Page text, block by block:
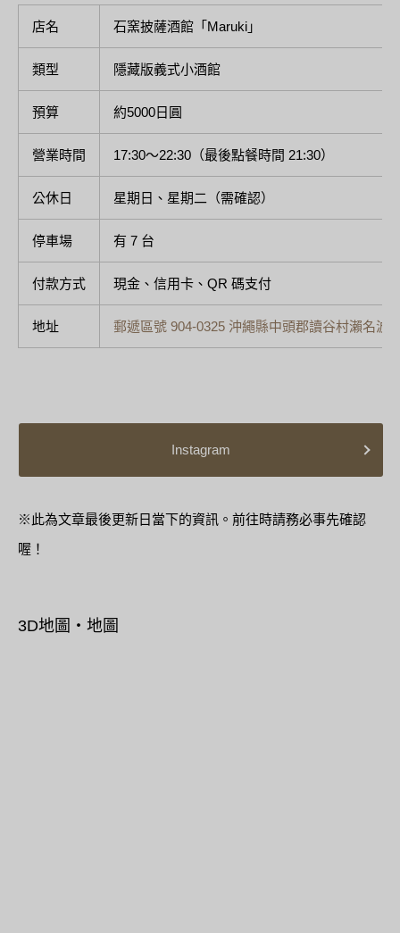
店名 石窯披薩酒館「Maruki」
類型 隱藏版義式小酒館
預算 約5000日圓
營業時間 17:30～22:30（最後點餐時間 21:30）
公休日 星期日、星期二（需確認）
停車場 有 7 台
付款方式 現金、信用卡、QR 碼支付
地址 郵遞區號 904-0325 沖繩縣中頭郡讀谷村瀨名波
Instagram
※此為文章最後更新日當下的資訊。前往時請務必事先確認
喔！
3D地圖・地圖